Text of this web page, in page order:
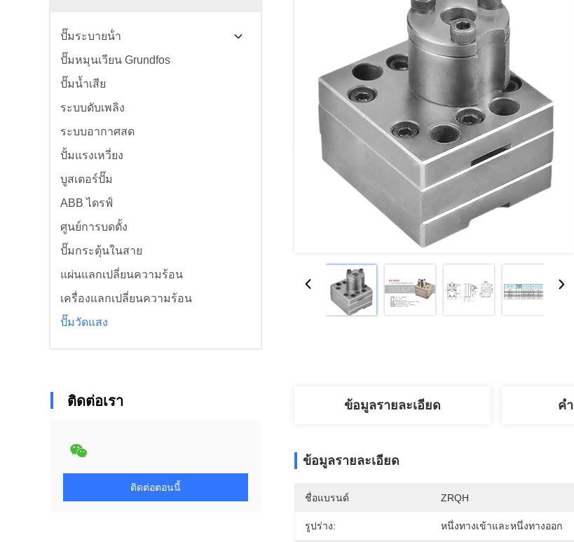
ปั๊มระบายน้ํา
ปั๊มหมุนเวียน Grundfos
ปั๊มน้ำเสีย
ระบบดับเพลิง
ระบบอากาศสด
ปั้มแรงเหวี่ยง
บูสเตอร์ปั๊ม
ABB ไดรฟ์
ศูนย์การบดตั้ง
ปั๊มกระตุ้นในสาย
แผ่นแลกเปลี่ยนความร้อน
เครื่องแลกเปลี่ยนความร้อน
ปั๊มวัดแสง
ติดต่อเรา
ติดต่อตอนนี้
ข้อมูลรายละเอียด คํ
ข้อมูลรายละเอียด
ชื่อแบรนด์ ZRQH
รูปร่าง: หนึ่งทางเข้าและหนึ่งทางออก